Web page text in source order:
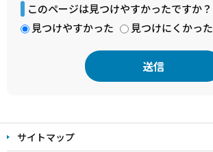
このページは見つけやすかったですか？
見つけやすかった
見つけにくかった
文
こ サイトマップ